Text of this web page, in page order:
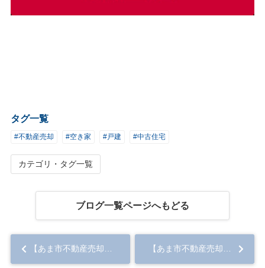
タグ一覧
#不動産売却 #空き家 #戸建 #中古住宅
カテゴリ・タグ一覧
ブログ一覧ページへもどる
【あま市不動産売却】瑕疵担保責任が契約不適合責任となり何が変わった？概要や変更点を解説... 【あま市不動産売却】任意売却ができないとどうなる？その後の流れと競売との違いを解説...